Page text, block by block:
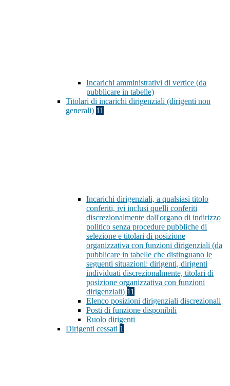
Incarichi amministrativi di vertice (da
pubblicare in tabelle)
Titolari di incarichi dirigenziali (dirigenti non
generali) 11
Incarichi dirigenziali, a qualsiasi titolo
conferiti, ivi inclusi quelli conferiti
discrezionalmente dall'organo di indirizzo
politico senza procedure pubbliche di
selezione e titolari di posizione
organizzativa con funzioni dirigenziali (da
pubblicare in tabelle che distinguano le
seguenti situazioni: dirigenti, dirigenti
individuati discrezionalmente, titolari di
posizione organizzativa con funzioni
dirigenziali) 11
Elenco posizioni dirigenziali discrezionali
Posti di funzione disponibili
Ruolo dirigenti
Dirigenti cessati 1